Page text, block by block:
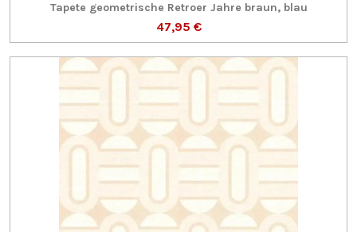
Tapete geometrische Retroer Jahre braun, blau
47,95 €